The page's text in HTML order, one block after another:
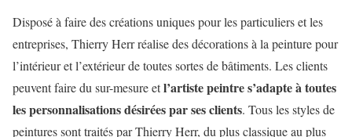
Disposé à faire des créations uniques pour les particuliers et les
entreprises, Thierry Herr réalise des décorations à la peinture pour
l’intérieur et l’extérieur de toutes sortes de bâtiments. Les clients
peuvent faire du sur-mesure etl’artiste peintre s’adapte à toutes
les personnalisations désirées par ses clients. Tous les styles de
peintures sont traités par Thierry Herr, du plus classique au plus